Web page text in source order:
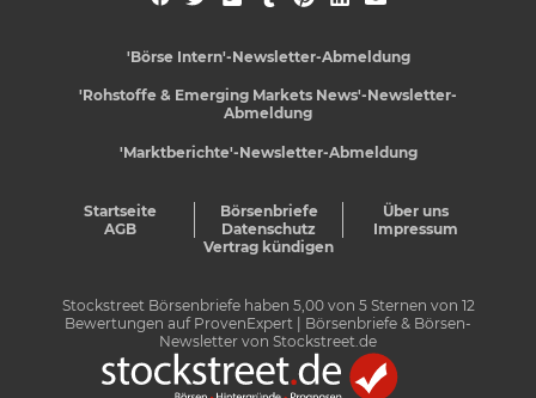
'Börse Intern'-Newsletter-Abmeldung
'Rohstoffe & Emerging Markets News'-Newsletter-
Abmeldung
'Marktberichte'-Newsletter-Abmeldung
Startseite Börsenbriefe
Über uns
AGB
Datenschutz
Impressum
Vertrag kündigen
Stockstreet Börsenbriefe haben 5,00von 5Sternen von 12
Bewertungen auf ProvenExpert
| Börsenbriefe & Börsen-
Newsletter von Stockstreet.de